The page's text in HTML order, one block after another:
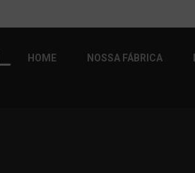
HOME NOSSA FÁBRICA